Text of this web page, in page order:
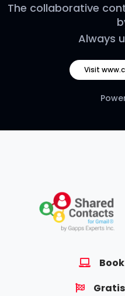
The collaborative
Always
Visit